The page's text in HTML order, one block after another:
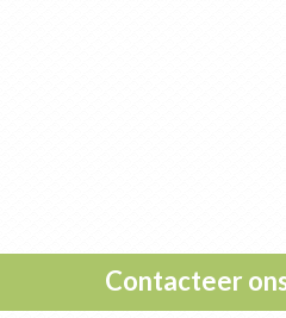
Contacteer